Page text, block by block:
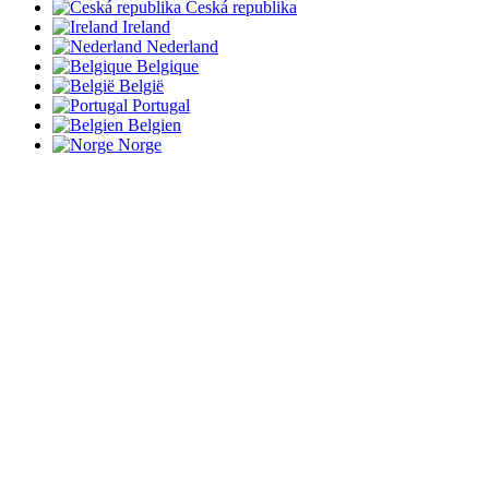
Česká republika
Ireland
Nederland
Belgique
België
Portugal
Belgien
Norge